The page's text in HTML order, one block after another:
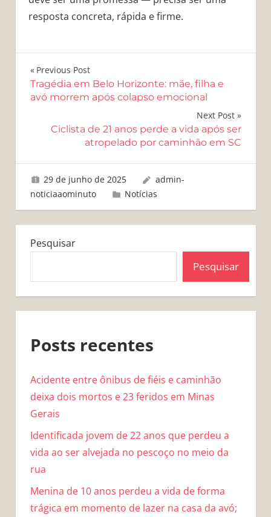
resposta concreta, rápida e firme.
Navegação
de
Post
Previous Post
Tragédia em Belo Horizonte: mãe, filha e
avó morrem após colapso emocional
Next Post
Ciclista de 21 anos perde a vida após ser
atropelado por caminhão em SC
29 de junho de 2025
admin-
noticiaaominuto
Notícias
Pesquisar
Pesquisar
Posts recentes
Acidente entre ônibus de fiéis e caminhão
deixa dois mortos e 23 feridos em Minas
Gerais
Identificada jovem de 22 anos que perdeu a
vida ao ser alvejada no pescoço no meio da
rua
Menina de 10 anos perdeu a vida de forma
trágica em momento de lazer na casa da avó;